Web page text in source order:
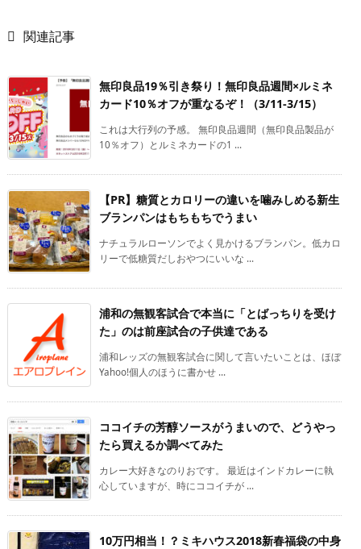
 関連記事
無印良品19％引き祭り！無印良品週間×ルミネ
カード10％オフが重なるぞ！（3/11-3/15）
これは大行列の予感。 無印良品週間（無印良品製品が
10％オフ）とルミネカードの1 ...
【PR】糖質とカロリーの違いを噛みしめる新生
ブランパンはもちもちでうまい
ナチュラルローソンでよく見かけるブランパン。低カロ
リーで低糖質だしおやつにいいな ...
浦和の無観客試合で本当に「とばっちりを受け
た」のは前座試合の子供達である
浦和レッズの無観客試合に関して言いたいことは、ほぼ
Yahoo!個人のほうに書かせ ...
ココイチの芳醇ソースがうまいので、どうやっ
たら買えるか調べてみた
カレー大好きなのりおです。 最近はインドカレーに執
心していますが、時にココイチが ...
10万円相当！？ミキハウス2018新春福袋の中身